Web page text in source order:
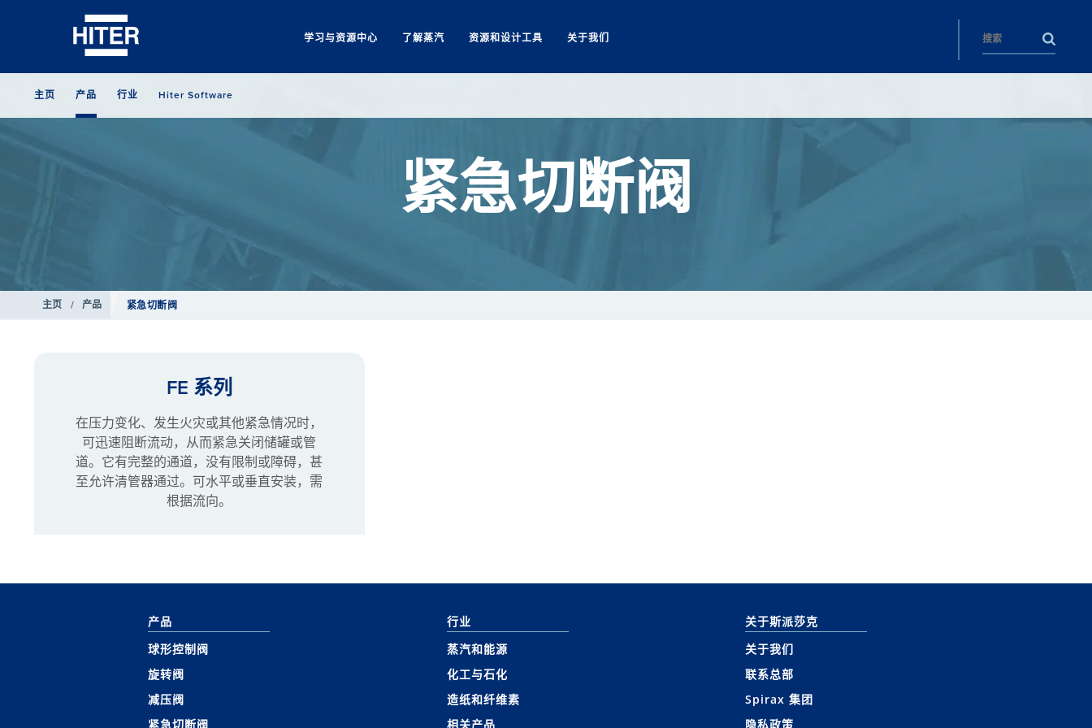
学习与资源中心 了解蒸汽 资源和设计工具 关于我们
主页 产品 行业 Hiter Software
紧急切断阀
主页 / 产品 紧急切断阀
FE 系列
在压力变化、发生火灾或其他紧急情况时，
可迅速阻断流动，从而紧急关闭储罐或管
道。它有完整的通道，没有限制或障碍，甚
至允许清管器通过。可水平或垂直安装，需
根据流向。
产品
球形控制阀
旋转阀
减压阀
紧急切断阀
行业
蒸汽和能源
化工与石化
造纸和纤维素
相关产品
关于斯派莎克
关于我们
联系总部
Spirax 集团
隐私政策